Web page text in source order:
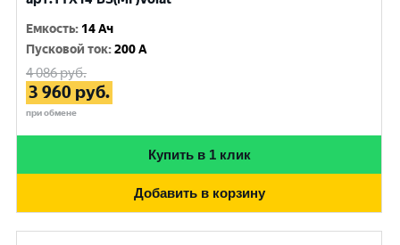
Емкость: 14 Ач
Пусковой ток:200 A
4 086руб.
3 960 руб.
при обмене
Купить в 1 клик
Добавить в корзину